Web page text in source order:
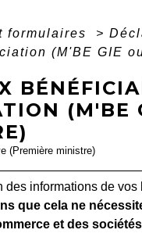
formulaires >
(M'BE GIE
(M'BE
(Première ministre)
informations de
que cela ne
et des